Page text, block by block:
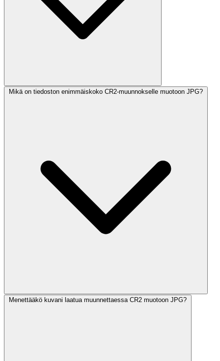
Mikä on tiedoston enimmäiskoko CR2-muunnokselle muotoon JPG?
Menettääkö kuvani laatua muunnettaessa CR2 muotoon JPG?